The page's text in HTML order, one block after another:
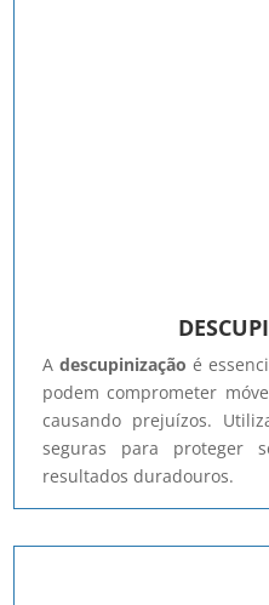
Adescupinização é
podem comprometer
causando prejuízos.
seguras para proteger
resultados duradouros.